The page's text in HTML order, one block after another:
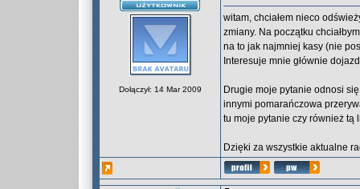
Dołączył: 14 Mar 2009
witam, chciałem nieco
zmiany. Na początku
na to jak najmniej kasy (nie
Interesuje mnie głównie
Drugie moje pytanie odnosi
innymi pomarańczowa
tu moje pytanie czy również
Dzięki za wszystkie aktualne